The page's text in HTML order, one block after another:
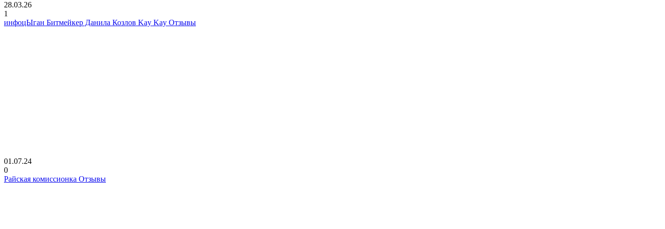
28.03.26
1
инфоцЫган Битмейкер Данила Козлов Kay Kay Отзывы
01.07.24
0
Райская комиссионка Отзывы